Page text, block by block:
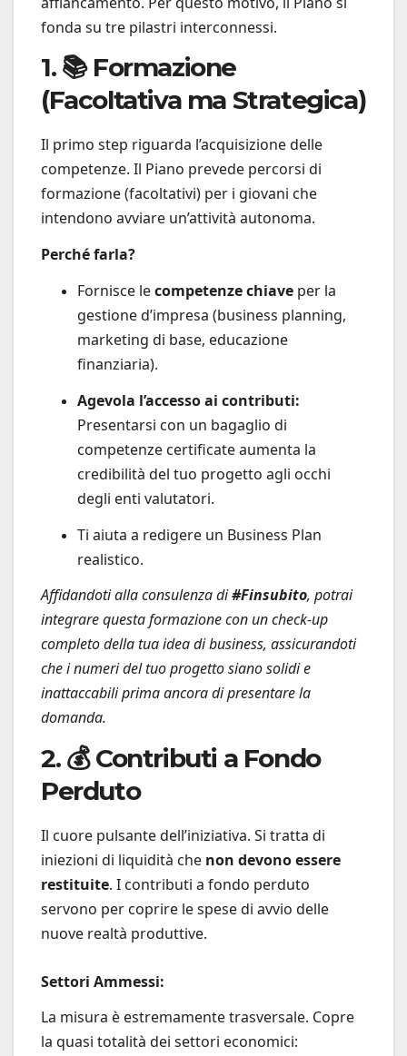
fonda su tre pilastri interconnessi.
1. 📚 Formazione
(Facoltativa ma Strategica)
Il primo step riguarda l’acquisizione delle
competenze. Il Piano prevede percorsi di
formazione (facoltativi) per i giovani che
intendono avviare un’attività autonoma.
Perché farla?
Fornisce lecompetenze chiave per la
gestione d’impresa (business planning,
marketing di base, educazione
finanziaria).
Agevola l’accesso ai contributi:
Presentarsi con un bagaglio di
competenze certificate aumenta la
credibilità del tuo progetto agli occhi
degli enti valutatori.
Ti aiuta a redigere un Business Plan
realistico.
Affidandoti alla consulenza di#Finsubito, potrai
integrare questa formazione con un check-up
completo della tua idea di business, assicurandoti
che i numeri del tuo progetto siano solidi e
inattaccabili prima ancora di presentare la
domanda.
2. 💰 Contributi a Fondo
Perduto
Il cuore pulsante dell’iniziativa. Si tratta di
iniezioni di liquidità che non devono essere
restituite. I contributi a fondo perduto
servono per coprire le spese di avvio delle
nuove realtà produttive.
Settori Ammessi:
La misura è estremamente trasversale. Copre
la quasi totalità dei settori economici: